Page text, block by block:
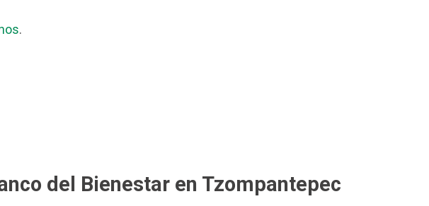
.
del Bienestar en Tzompantepec